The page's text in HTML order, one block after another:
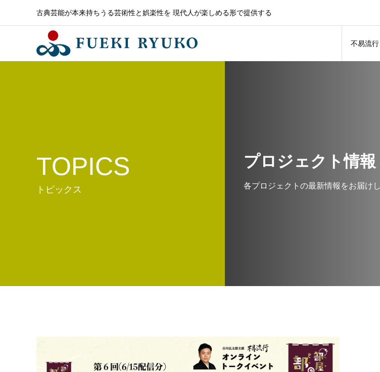
古典芸能が本来持ちうる芸術性と娯楽性を 現代人が楽しめる形で提供する
不易流
TOPICS
トピックス
プロジェクト情報
各プロジェクトの最新情報をお届けし